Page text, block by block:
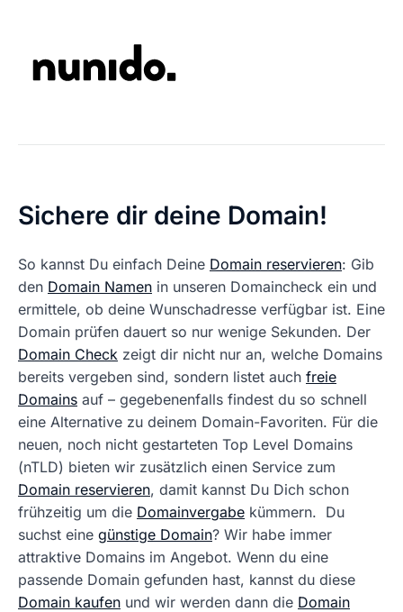
Sichere dir deine Domain!
So kannst Du einfach Deine Domain reservieren: Gib
den Domain Namen in unseren Domaincheck ein und
ermittele, ob deine Wunschadresse verfügbar ist. Eine
Domain prüfen dauert so nur wenige Sekunden. Der
Domain Check zeigt dir nicht nur an, welche Domains
bereits vergeben sind, sondern listet auch freie
Domains auf – gegebenenfalls findest du so schnell
eine Alternative zu deinem Domain-Favoriten. Für die
neuen, noch nicht gestarteten Top Level Domains
(nTLD) bieten wir zusätzlich einen Service zum
Domain reservieren, damit kannst Du Dich schon
frühzeitig um die Domainvergabe kümmern. Du
suchst eine günstige Domain? Wir habe immer
attraktive Domains im Angebot. Wenn du eine
passende Domain gefunden hast, kannst du diese
Domain kaufen und wir werden dann die Domain